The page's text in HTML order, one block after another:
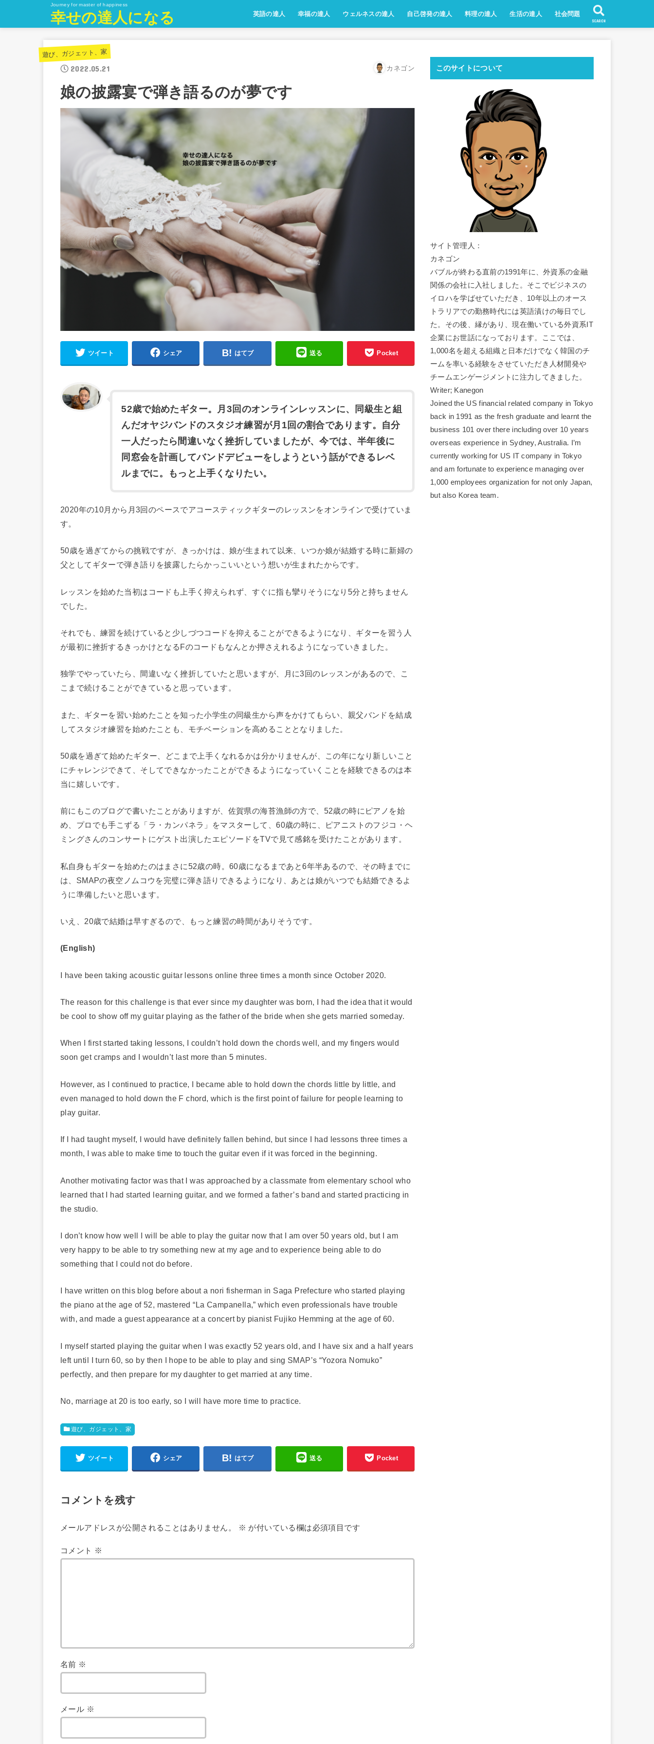
Journey for master of happiness
幸せの達人になる 英語の達人 幸福の達人 ウェルネスの達人 自己啓発の達人 料理の達人 生活の達人 社会問題
SEARCH
遊び、ガジェット、家
2022.05.21 カネゴン
娘の披露宴で弾き語るのが夢です
ツイート シェア はてブ 送る Pocket
52歳で始めたギター。月3回のオンラインレッスンに、同級生と組
んだオヤジバンドのスタジオ練習が月1回の割合であります。自分
一人だったら間違いなく挫折していましたが、今では、半年後に
同窓会を計画してバンドデビューをしようという話ができるレベ
ルまでに。もっと上手くなりたい。
2020年の10月から月3回のペースでアコースティックギターのレッスンをオンラインで受けていま
す。
50歳を過ぎてからの挑戦ですが、きっかけは、娘が生まれて以来、いつか娘が結婚する時に新婦の
父としてギターで弾き語りを披露したらかっこいいという想いが生まれたからです。
レッスンを始めた当初はコードも上手く抑えられず、すぐに指も攣りそうになり5分と持ちません
でした。
それでも、練習を続けていると少しづつコードを抑えることができるようになり、ギターを習う人
が最初に挫折するきっかけとなるFのコードもなんとか押さえれるようになっていきました。
独学でやっていたら、間違いなく挫折していたと思いますが、月に3回のレッスンがあるので、こ
こまで続けることができていると思っています。
また、ギターを習い始めたことを知った小学生の同級生から声をかけてもらい、親父バンドを結成
してスタジオ練習を始めたことも、モチベーションを高めることとなりました。
50歳を過ぎて始めたギター、どこまで上手くなれるかは分かりませんが、この年になり新しいこと
にチャレンジできて、そしてできなかったことができるようになっていくことを経験できるのは本
当に嬉しいです。
前にもこのブログで書いたことがありますが、佐賀県の海苔漁師の方で、52歳の時にピアノを始
め、プロでも手こずる「ラ・カンパネラ」をマスターして、60歳の時に、ピアニストのフジコ・ヘ
ミングさんのコンサートにゲスト出演したエピソードをTVで見て感銘を受けたことがあります。
私自身もギターを始めたのはまさに52歳の時。60歳になるまであと6年半あるので、その時までに
は、SMAPの夜空ノムコウを完璧に弾き語りできるようになり、あとは娘がいつでも結婚できるよ
うに準備したいと思います。
いえ、20歳で結婚は早すぎるので、もっと練習の時間がありそうです。
(English)
I have been taking acoustic guitar lessons online three times a month since October 2020.
The reason for this challenge is that ever since my daughter was born, I had the idea that it would
be cool to show off my guitar playing as the father of the bride when she gets married someday.
When I first started taking lessons, I couldn’t hold down the chords well, and my fingers would
soon get cramps and I wouldn’t last more than 5 minutes.
However, as I continued to practice, I became able to hold down the chords little by little, and
even managed to hold down the F chord, which is the first point of failure for people learning to
play guitar.
If I had taught myself, I would have definitely fallen behind, but since I had lessons three times a
month, I was able to make time to touch the guitar even if it was forced in the beginning.
Another motivating factor was that I was approached by a classmate from elementary school who
learned that I had started learning guitar, and we formed a father’s band and started practicing in
the studio.
I don’t know how well I will be able to play the guitar now that I am over 50 years old, but I am
very happy to be able to try something new at my age and to experience being able to do
something that I could not do before.
I have written on this blog before about a nori fisherman in Saga Prefecture who started playing
the piano at the age of 52, mastered “La Campanella,” which even professionals have trouble
with, and made a guest appearance at a concert by pianist Fujiko Hemming at the age of 60.
I myself started playing the guitar when I was exactly 52 years old, and I have six and a half years
left until I turn 60, so by then I hope to be able to play and sing SMAP’s “Yozora Nomuko”
perfectly, and then prepare for my daughter to get married at any time.
No, marriage at 20 is too early, so I will have more time to practice.
遊び、ガジェット、家
ツイート シェア はてブ 送る Pocket
コメントを残す
メールアドレスが公開されることはありません。 ※ が付いている欄は必須項目です
コメント ※
名前 ※
メール ※
このサイトについて
サイト管理人：
カネゴン
バブルが終わる直前の1991年に、外資系の金融
関係の会社に入社しました。そこでビジネスの
イロハを学ばせていただき、10年以上のオース
トラリアでの勤務時代には英語漬けの毎日でし
た。その後、縁があり、現在働いている外資系IT
企業にお世話になっております。ここでは、
1,000名を超える組織と日本だけでなく韓国のチ
ームを率いる経験をさせていただき人材開発や
チームエンゲージメントに注力してきました。
Writer; Kanegon
Joined the US financial related company in Tokyo
back in 1991 as the fresh graduate and learnt the
business 101 over there including over 10 years
overseas experience in Sydney, Australia. I’m
currently working for US IT company in Tokyo
and am fortunate to experience managing over
1,000 employees organization for not only Japan,
but also Korea team.